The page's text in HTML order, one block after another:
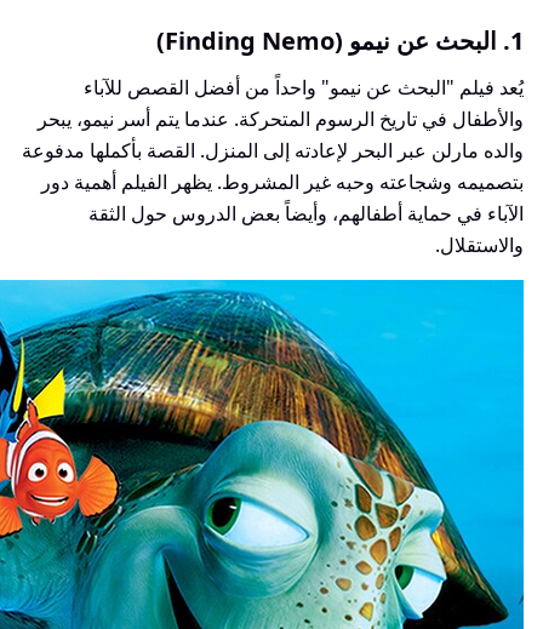
1. البحث عن نيمو (Finding Nemo)
يُعد فيلم "البحث عن نيمو" واحداً من أفضل القصص للآباء
والأطفال في تاريخ الرسوم المتحركة. عندما يتم أسر نيمو، يبحر
والده مارلن عبر البحر لإعادته إلى المنزل. القصة بأكملها مدفوعة
بتصميمه وشجاعته وحبه غير المشروط. يظهر الفيلم أهمية دور
الآباء في حماية أطفالهم، وأيضاً بعض الدروس حول الثقة
والاستقلال.